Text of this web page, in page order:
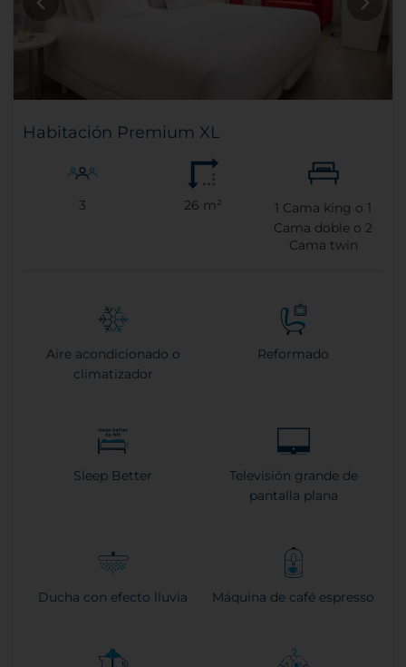
Habitación Premium XL
3 26 m² 1 Cama king o1
Cama doble o 2
Cama twin
Aire acondicionado o
climatizador
Reformado
Sleep Better
Televisión grande de
pantalla plana
Ducha con efecto lluvia Máquina de café espresso